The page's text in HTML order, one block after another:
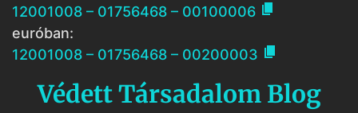
12001008 – 01756468 – 00100006 
euróban:
12001008 – 01756468 – 00200003 
Védett Társadalom Blog